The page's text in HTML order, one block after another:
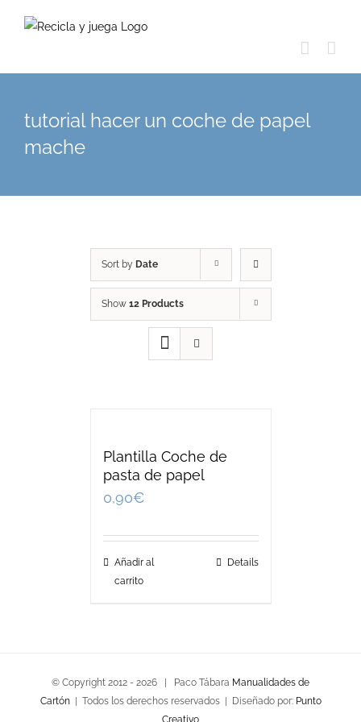
tutorial hacer un coche de papel
mache
Sort by Date
Show 12 Products
Plantilla Coche de
pasta de papel
0,90€
Añadir al
carrito
Details
© Copyright 2012 - 2026 | Paco Tábara Manualidades de
Cartón| Todos los derechos reservados | Diseñado por: Punto
Creativo